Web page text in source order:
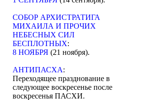
CОБОР АРХИСТРАТИГА
МИХАИЛА И ПРОЧИХ
НЕБЕСНЫХ СИЛ
БЕСПЛОТНЫХ:
8 НОЯБРЯ (21 ноября).
АНТИПАСХА:
Переходящее празднование в
следующее воскресенье после
воскресенья ПАСХИ.